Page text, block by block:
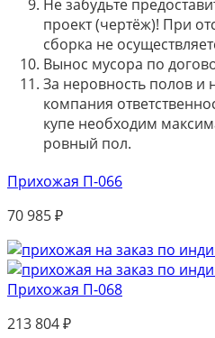
Не забудьте
проект (чертёж)! При
сборка не
Вынос мусора по
За неровность полов и
компания
купе необходим
ровный пол.
Прихожая П-066
70 985₽
Прихожая П-068
213 804₽